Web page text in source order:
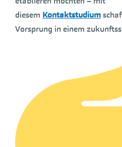
diesem Kontaktstudium
Vorsprung in einem